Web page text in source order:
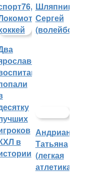
в
Шляпников
Сергей
(волейбол)
Андрианова
Татьяна
(легкая
атлетика)